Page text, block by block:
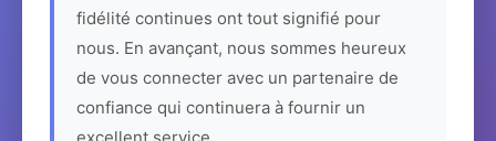
fidélité continues ont tout signifié pour
nous. En avançant, nous sommes heureux
de vous connecter avec un partenaire de
confiance qui continuera à fournir un